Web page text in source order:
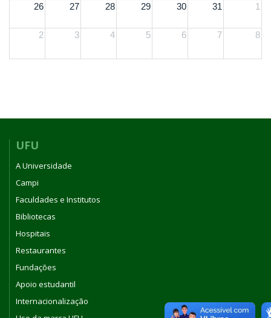
26 27 28 29 30 31 1
2 3 4 5 6 7 8
UFU
A Universidade
Campi
Faculdades e Institutos
Bibliotecas
Hospitais
Restaurantes
Fundações
Apoio estudantil
Internacionalização